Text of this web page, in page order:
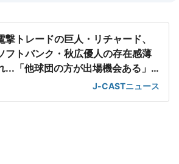
撃トレードの巨人・リチャード、
フトバンク・秋広優人の存在感薄
...「他球団の方が出場機会ある」
J-CASTニュース